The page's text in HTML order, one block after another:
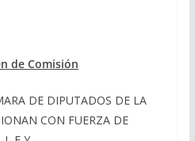
de Comisión
DE DIPUTADOS DE LA
CON FUERZA DE